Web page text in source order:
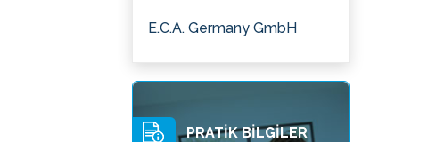
E.C.A. Germany GmbH
PRATİK BİLGİLER